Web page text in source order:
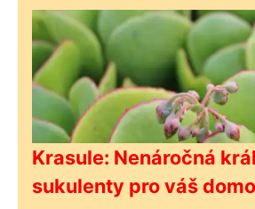
Krasule: Nenáročná
sukulenty pro váš